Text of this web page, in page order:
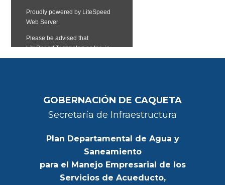
GOBERNACIÓN DE CAQUETA
Secretaría de Infraestructura
Plan Departamental de Agua y
Saneamiento
para el Manejo Empresarial de los
Servicios de Acueducto,